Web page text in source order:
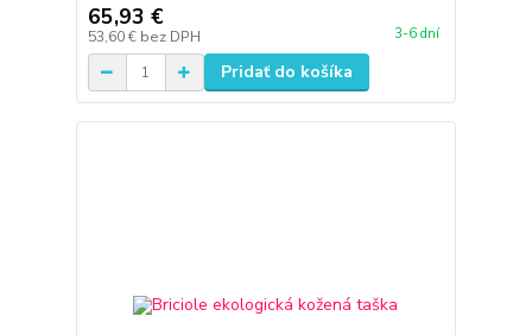
65,93 €
53,60 € bez DPH 3-6 dní
Pridať do košíka